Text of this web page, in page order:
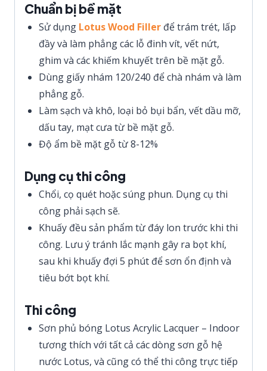
Chuẩn bị bề mặt
Sử dụng Lotus Wood Filler để trám trét, lấp
đầy và làm phẳng các lỗ đinh vít, vết nứt,
ghim và các khiếm khuyết trên bề mặt gỗ.
Dùng giấy nhám 120/240 để chà nhám và làm
phẳng gỗ.
Làm sạch và khô, loại bỏ bụi bẩn, vết dầu mỡ,
dấu tay, mạt cưa từ bề mặt gỗ.
Độ ẩm bề mặt gỗ từ 8-12%
Dụng cụ thi công
Chổi, cọ quét hoặc súng phun. Dụng cụ thi
công phải sạch sẽ.
Khuấy đều sản phẩm từ đáy lon trước khi thi
công. Lưu ý tránh lắc mạnh gây ra bọt khí,
sau khi khuấy đợi 5 phút để sơn ổn định và
tiêu bớt bọt khí.
Thi công
Sơn phủ bóng Lotus Acrylic Lacquer – Indoor
tương thích với tất cả các dòng sơn gỗ hệ
nước Lotus, và cũng có thể thi công trực tiếp